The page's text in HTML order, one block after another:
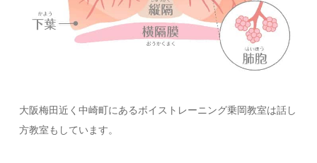
大阪梅田近く中崎町にあるボイストレーニング乗岡教室は話し
方教室もしています。